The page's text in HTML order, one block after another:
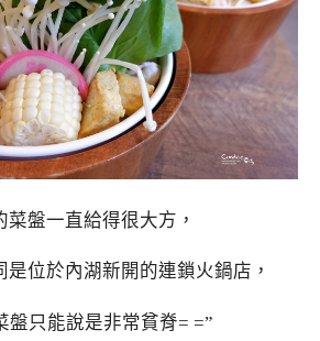
菜盤一直給得很大方，
是位於內湖新開的連鎖火鍋店，
盤只能說是非常貧脊= =”